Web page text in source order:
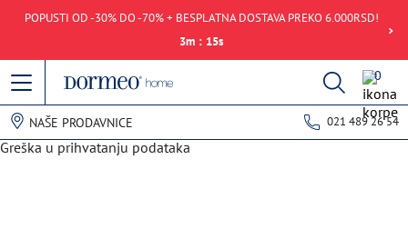
POPUSTI OD -30% DO -70% + BESPLATNA DOSTAVA PREKO 6.000RSD!
3m : 15s
0
NAŠE PRODAVNICE 021 489 26 54
Greška u prihvatanju podataka